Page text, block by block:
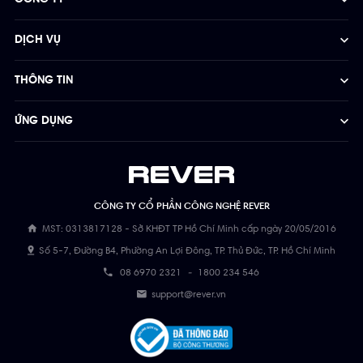
CÔNG TY CỔ PHẦN CÔNG NGHỆ REVER
MST: 0313817128 - Sở KHĐT TP Hồ Chí Minh cấp ngày 20/05/2016
Số 5-7, Đường B4, Phường An Lợi Đông, TP. Thủ Đức, TP. Hồ Chí Minh
08 6970 2321 - 1800 234 546
support@rever.vn
DỊCH VỤ
THÔNG TIN
ỨNG DỤNG